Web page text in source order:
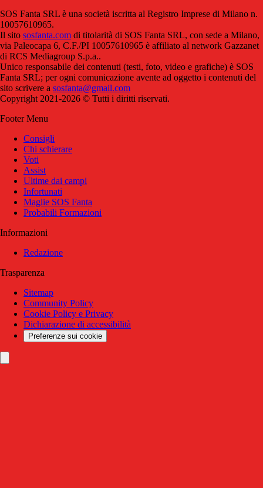
SOS Fanta SRL è una società iscritta al Registro Imprese di Milano n.
10057610965.
Il sito sosfanta.com di titolarità di SOS Fanta SRL, con sede a Milano,
via Paleocapa 6, C.F./PI 10057610965 è affiliato al network Gazzanet
di RCS Mediagroup S.p.a..
Unico responsabile dei contenuti (testi, foto, video e grafiche) è SOS
Fanta SRL; per ogni comunicazione avente ad oggetto i contenuti del
sito scrivere a sosfanta@gmail.com
Copyright 2021-2026 © Tutti i diritti riservati.
Footer Menu
Consigli
Chi schierare
Voti
Assist
Ultime dai campi
Infortunati
Maglie SOS Fanta
Probabili Formazioni
Informazioni
Redazione
Trasparenza
Sitemap
Community Policy
Cookie Policy e Privacy
Dichiarazione di accessibilità
Preferenze sui cookie